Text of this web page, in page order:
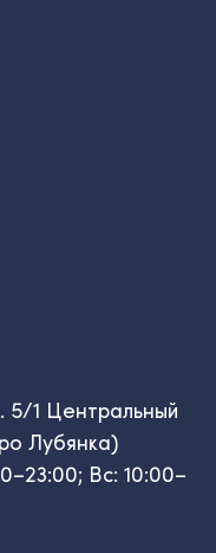
5/1 Центральный
Лубянка)
Вс: 10:00–